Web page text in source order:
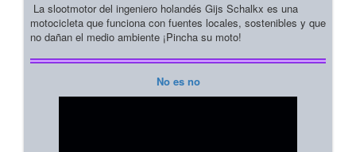
La slootmotor del ingeniero holandés Gijs Schalkx es una
motocicleta que funciona con fuentes locales, sostenibles y que
no dañan el medio ambiente ¡Pincha su moto!
No es no